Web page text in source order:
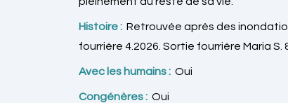
Histoire : Retrouvée après des
fourrière 4.2026. Sortie fourrière Maria S.
Avec les humains : Oui
Congénères : Oui